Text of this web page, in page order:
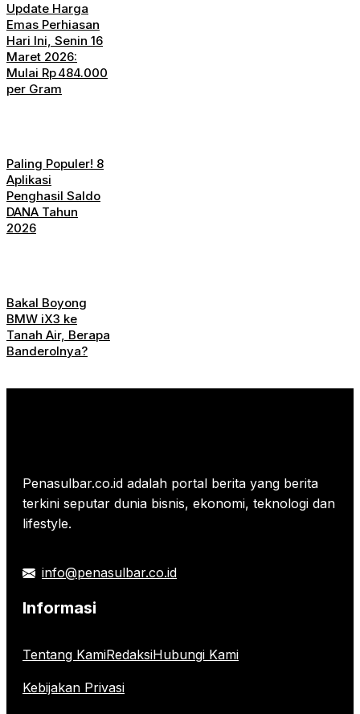
Update Harga
Emas Perhiasan
Hari Ini, Senin 16
Maret 2026:
Mulai Rp 484.000
per Gram
Paling Populer! 8
Aplikasi
Penghasil Saldo
DANA Tahun
2026
Bakal Boyong
BMW iX3 ke
Tanah Air, Berapa
Banderolnya?
Penasulbar.co.id adalah portal berita yang berita
terkini seputar dunia bisnis, ekonomi, teknologi dan
lifestyle.
info@penasulbar.co.id
Informasi
Tentang KamiRedaksiHubungi Kami
Kebijakan Privasi